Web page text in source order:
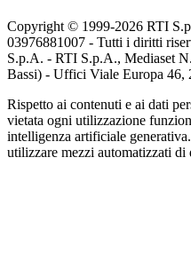
Copyright © 1999-2026 RTI
03976881007 - Tutti i diritti
S.p.A. - RTI S.p.A., Mediaset
Bassi) - Uffici Viale Europa 46,
Rispetto ai contenuti e ai dati
vietata ogni utilizzazione
intelligenza artificiale
utilizzare mezzi automatizzati di